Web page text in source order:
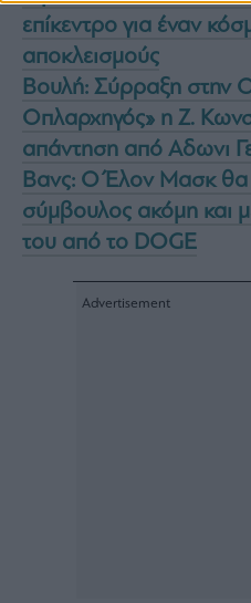
επίκεντρο για έναν
αποκλεισμούς
Βουλή: Σύρραξη στην
Oπλαρχηγός» η Ζ.
απάντηση από Αδωνι
Βανς: O Έλον Μασκ θα
σύμβουλος ακόμη και
του από το DOGE